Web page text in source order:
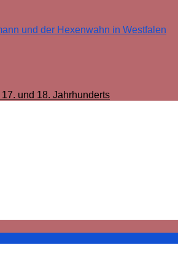
und der Hexenwahn in Westfalen
und 18. Jahrhunderts